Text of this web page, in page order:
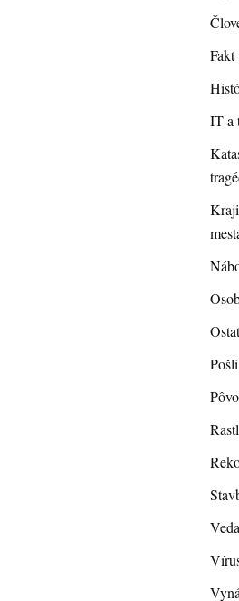
Fakt
IT a
Veda